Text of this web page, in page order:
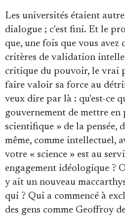
Les universités étaient
dialogue ; c'est fini. Et le
que, une fois que vous avez
critères de validation
critique du pouvoir, le vrai
faire valoir sa force au
veux dire par là : qu'est-ce
gouvernement de mettre
scientifique » de la pensée,
même, comme intellectuel,
votre « science » est au
engagement idéologique ?
y ait un nouveau
qui ? Qui a commencé à
des gens comme Geoffroy